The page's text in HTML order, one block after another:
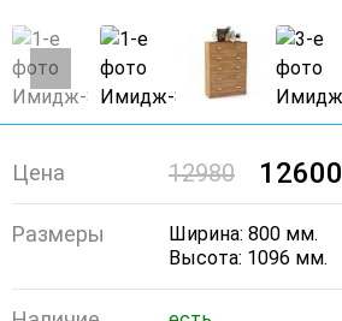
Цена 12980 12600
Размеры Ширина: 800 мм.
Высота: 1096 мм.